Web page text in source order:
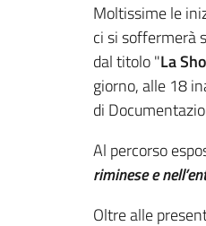
Moltissime le
ci si soffermerà
dal titolo "La
giorno, alle 18
di
Al percorso
riminese e
Oltre alle